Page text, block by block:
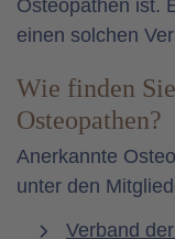
Osteopathen ist.
einen solchen
Wie finden
Osteopathen?
Anerkannte
unter den
Verband